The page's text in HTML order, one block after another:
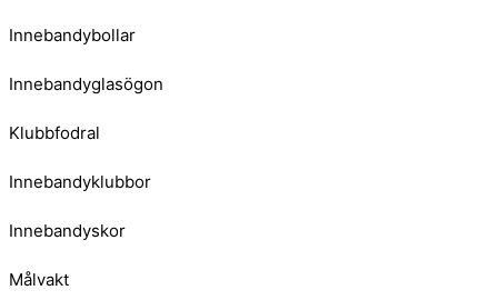
Innebandybollar
Innebandyglasögon
Klubbfodral
Innebandyklubbor
Innebandyskor
Målvakt